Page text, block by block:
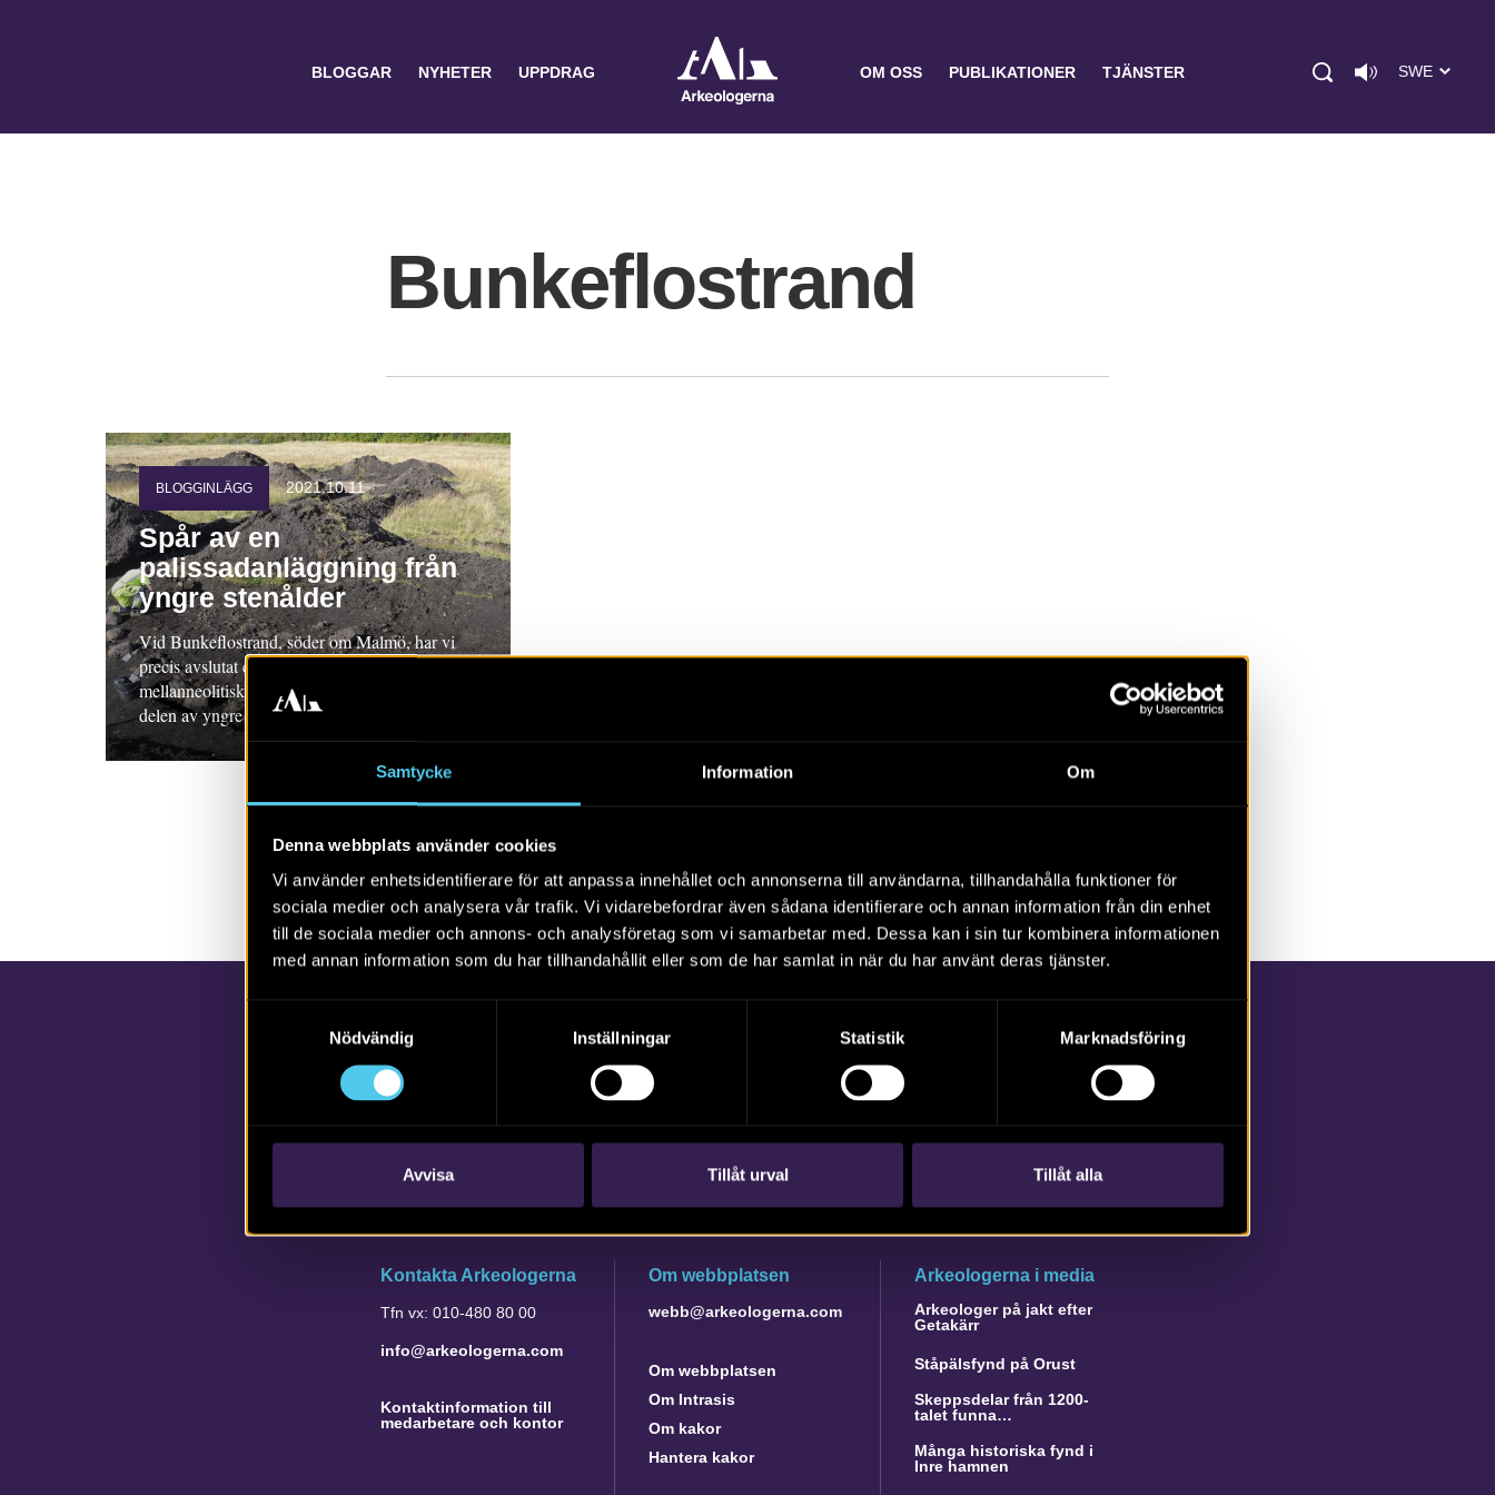
Samtycke Information Om
Denna webbplats använder cookies
Vi använder enhetsidentifierare för att anpassa innehållet och annonserna till användarna, tillhandahålla funktioner för
sociala medier och analysera vår trafik. Vi vidarebefordrar även sådana identifierare och annan information från din enhet
till de sociala medier och annons- och analysföretag som vi samarbetar med. Dessa kan i sin tur kombinera informationen
med annan information som du har tillhandahållit eller som de har samlat in när du har använt deras tjänster.
Nödvändig
Inställningar Statistik Marknadsföring
Avvisa Tillåt urval Tillåt alla
BLOGGAR NYHETER UPPDRAG OM OSS PUBLIKATIONER TJÄNSTER SWE
Bunkeflostrand
BLOGGINLÄGG 2021.10.11
Spår av en
palissadanläggning från
yngre stenålder
Vid Bunkeflostrand, söder om Malmö, har vi
precis avslutat en förundersökning av en
mellanneolitisk palissadanläggning (mellersta
delen av yngre stenålder,...
Kontakta Arkeologerna
Tfn vx: 010-480 80 00
info@arkeologerna.com
Kontaktinformation till
medarbetare och kontor
Om webbplatsen
webb@arkeologerna.com
Om webbplatsen
Om Intrasis
Om kakor
Hantera kakor
Arkeologerna i media
Arkeologer på jakt efter
Getakärr
Ståpälsfynd på Orust
Skeppsdelar från 1200-
talet funna…
Många historiska fynd i
Inre hamnen